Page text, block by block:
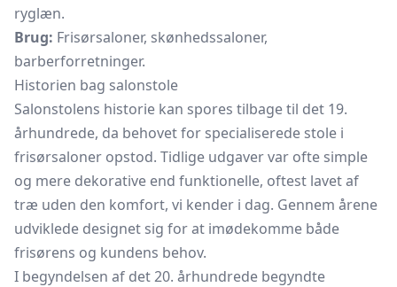
ryglæn.
Brug: Frisørsaloner, skønhedssaloner,
barberforretninger.
Historien bag salonstole
Salonstolens historie kan spores tilbage til det 19.
århundrede, da behovet for specialiserede stole i
frisørsaloner opstod. Tidlige udgaver var ofte simple
og mere dekorative end funktionelle, oftest lavet af
træ uden den komfort, vi kender i dag. Gennem årene
udviklede designet sig for at imødekomme både
frisørens og kundens behov.
I begyndelsen af det 20. århundrede begyndte